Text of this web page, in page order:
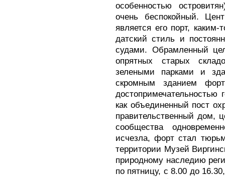
особенностью
очень беспокойный.
является его порт,
датский стиль и
судами. Обрамленный
опрятных старых
зелеными парками и
скромным зданием
достопримечательностью
как объединенный пост
правительственный дом,
сообщества
исчезла, форт стал
территории Музей
природному наследию
по пятницу, с 8.00 до